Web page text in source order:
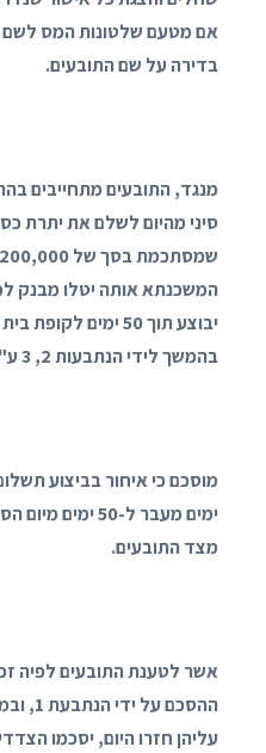
אם מטעם שלטונות המס לשם
בדירה על שם התובעים.
מנגד, התובעים מתחייבים
סיני מהיום לשלם את יתרת
המשכנתא אותה יטלו מבנק
יבוצע תוך 50 ימים
בהמשך לידי הנתבעות 2, 3 ע"י עו"ד פאר.
ימים מעבר ל-50
מצד התובעים.
אשר לטענת התובעים לפיה
ההסכם
עליהן חזרו היום, יסכמו